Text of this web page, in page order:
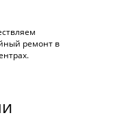
ремонт в